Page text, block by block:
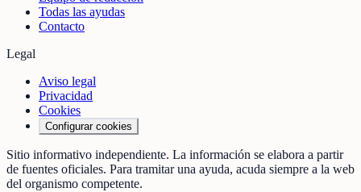
Todas las ayudas
Contacto
Legal
Aviso legal
Privacidad
Cookies
Configurar cookies
Sitio informativo independiente. La información se elabora a partir
de fuentes oficiales. Para tramitar una ayuda, acuda siempre a la web
del organismo competente.